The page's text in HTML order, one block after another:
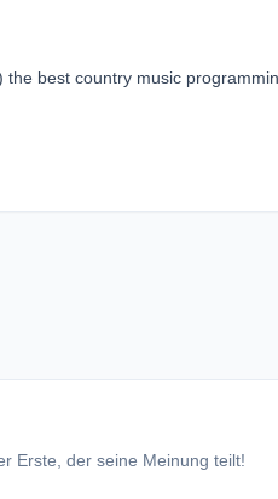
best country music
Erste, der seine Meinung teilt!